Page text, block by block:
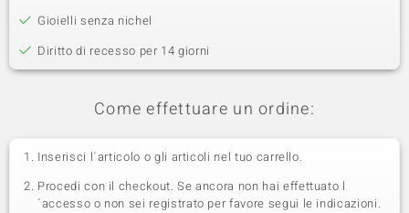
Gioielli senza nichel
Diritto di recesso per 14 giorni
Come effettuare un ordine:
Inserisci l´articolo o gli articoli nel tuo carrello.
Procedi con il checkout. Se ancora non hai effettuato l
´accesso o non sei registrato per favore segui le indicazioni.